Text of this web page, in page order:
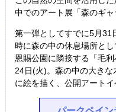
中でのアート展「森のギ
第一弾としてすでに5月31
時に森の中の休息場所と
恩賜公園に隣接する「毛
24日(火)。森の中の大き
に絵を描く、公開アートイ